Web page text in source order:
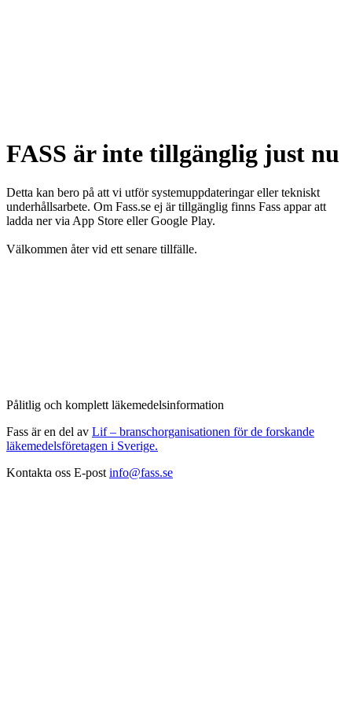
FASS är inte tillgänglig just nu
Detta kan bero på att vi utför systemuppdateringar eller tekniskt
underhållsarbete. Om Fass.se ej är tillgänglig finns Fass appar att
ladda ner via App Store eller Google Play.
Välkommen åter vid ett senare tillfälle.
Pålitlig och komplett läkemedelsinformation
Fass är en del av Lif – branschorganisationen för de forskande
läkemedelsföretagen i Sverige.
Kontakta oss E-post info@fass.se